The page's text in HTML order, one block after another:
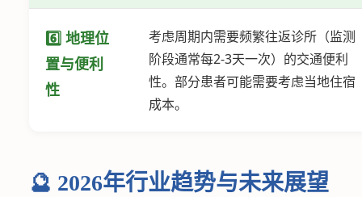
6️⃣ 地理位
置与便利
性
考虑周期内需要频繁往返诊所（监测
阶段通常每2-3天一次）的交通便利
性。部分患者可能需要考虑当地住宿
成本。
🔮 2026年行业趋势与未来展望